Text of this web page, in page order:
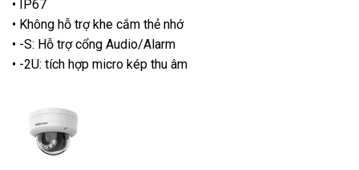
• IP67
• Không hỗ trợ khe cắm thẻ nhớ
• -S: Hỗ trợ cổng Audio/Alarm
• -2U: tích hợp micro kép thu âm